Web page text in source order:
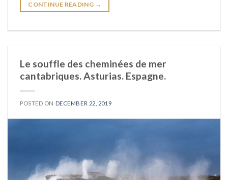
CONTINUE READING →
Le souffle des cheminées de mer
cantabriques. Asturias. Espagne.
POSTED ON DECEMBER 22, 2019